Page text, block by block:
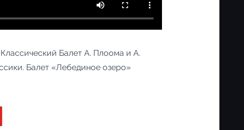
Балет А. Плоома и А.
Балет «Лебединое озеро»